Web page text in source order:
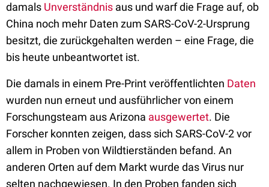
damals Unverständnis aus und warf die Frage auf, ob
China noch mehr Daten zum SARS-CoV-2-Ursprung
besitzt, die zurückgehalten werden – eine Frage, die
bis heute unbeantwortet ist.
Die damals in einem Pre-Print veröffentlichten Daten
wurden nun erneut und ausführlicher von einem
Forschungsteam aus Arizona ausgewertet. Die
Forscher konnten zeigen, dass sich SARS-CoV-2 vor
allem in Proben von Wildtierständen befand. An
anderen Orten auf dem Markt wurde das Virus nur
selten nachgewiesen. In den Proben fanden sich